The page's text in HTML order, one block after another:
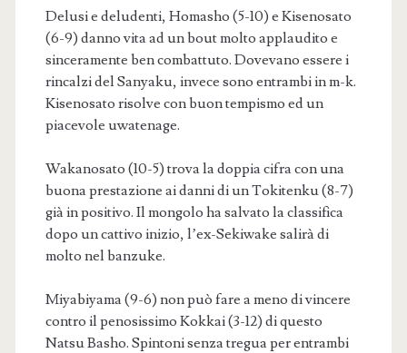
Delusi e deludenti, Homasho (5-10) e Kisenosato
(6-9) danno vita ad un bout molto applaudito e
sinceramente ben combattuto. Dovevano essere i
rincalzi del Sanyaku, invece sono entrambi in m-k.
Kisenosato risolve con buon tempismo ed un
piacevole uwatenage.
Wakanosato (10-5) trova la doppia cifra con una
buona prestazione ai danni di un Tokitenku (8-7)
già in positivo. Il mongolo ha salvato la classifica
dopo un cattivo inizio, l’ex-Sekiwake salirà di
molto nel banzuke.
Miyabiyama (9-6) non può fare a meno di vincere
contro il penosissimo Kokkai (3-12) di questo
Natsu Basho. Spintoni senza tregua per entrambi